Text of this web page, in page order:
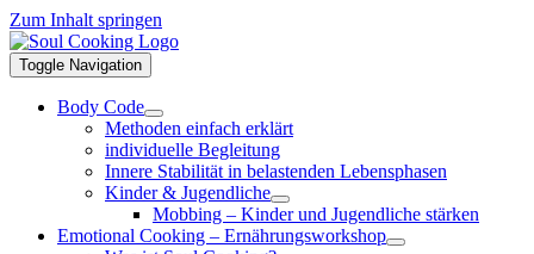
Zum Inhalt springen
Toggle Navigation
Body Code
Methoden einfach erklärt
individuelle Begleitung
Innere Stabilität in belastenden Lebensphasen
Kinder & Jugendliche
Mobbing – Kinder und Jugendliche stärken
Emotional Cooking – Ernährungsworkshop